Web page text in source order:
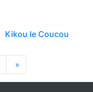
Kikou le Coucou
»